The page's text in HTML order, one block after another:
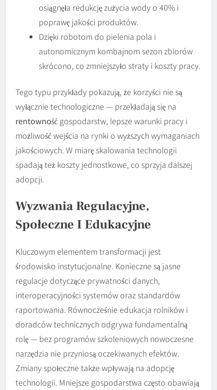
osiągnęła redukcję zużycia wody o 40% i
poprawę jakości produktów.
Dzięki robotom do pielenia pola i
autonomicznym kombajnom sezon zbiorów
skrócono, co zmniejszyło straty i koszty pracy.
Tego typu przykłady pokazują, że korzyści nie są
wyłącznie technologiczne — przekładają się na
rentowność gospodarstw, lepsze warunki pracy i
możliwość wejścia na rynki o wyższych wymaganiach
jakościowych. W miarę skalowania technologii
spadają też koszty jednostkowe, co sprzyja dalszej
adopcji.
Wyzwania Regulacyjne,
Społeczne I Edukacyjne
Kluczowym elementem transformacji jest
środowisko instytucjonalne. Konieczne są jasne
regulacje dotyczące prywatności danych,
interoperacyjności systemów oraz standardów
raportowania. Równocześnie edukacja rolników i
doradców technicznych odgrywa fundamentalną
rolę — bez programów szkoleniowych nowoczesne
narzędzia nie przyniosą oczekiwanych efektów.
Zmiany społeczne także wpływają na adopcję
technologii. Mniejsze gospodarstwa często obawiają